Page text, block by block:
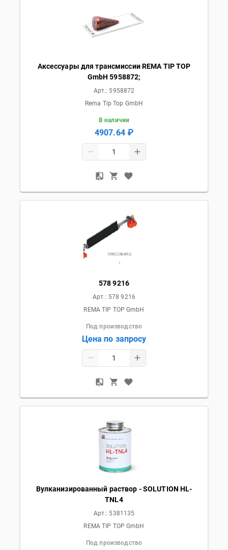
Аксессуары для трансмиссии REMA TIP TOP
GmbH 5958872;
Арт.: 5958872
Rema Tip Top GmbH
В наличии
4907.64 ₽
578 9216
Арт.: 578 9216
REMA TIP TOP GmbH
Под производство
Цена по запросу
Вулканизированный раствор - SOLUTION HL-
TNL4
Арт.: 5381135
REMA TIP TOP GmbH
Под производство